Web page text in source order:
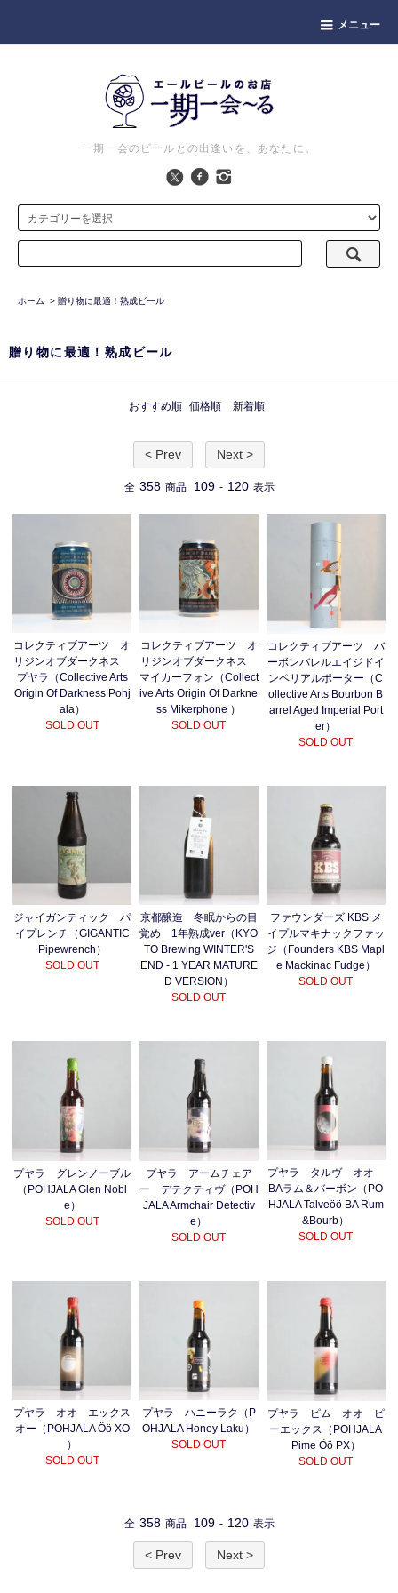
メニュー
一期一会のビールとの出逢いを、あなたに。
ホーム > 贈り物に最適！熟成ビール
贈り物に最適！熟成ビール
おすすめ順 価格順 新着順
< Prev Next >
全 358 商品 109 - 120 表示
コレクティブアーツ オ
リジンオブダークネス
プヤラ（Collective Arts
Origin Of Darkness Pohj
ala）
SOLD OUT
コレクティブアーツ オ
リジンオブダークネス
マイカーフォン（Collect
ive Arts Origin Of Darkne
ss Mikerphone ）
SOLD OUT
コレクティブアーツ バ
ーボンバレルエイジドイ
ンペリアルポーター（C
ollective Arts Bourbon B
arrel Aged Imperial Port
er）
SOLD OUT
ジャイガンティック パ
イプレンチ（GIGANTIC
Pipewrench）
SOLD OUT
京都醸造 冬眠からの目
覚め 1年熟成ver（KYO
TO Brewing WINTER'S
END - 1 YEAR MATURE
D VERSION）
SOLD OUT
ファウンダーズ KBS メ
イプルマキナックファッ
ジ（Founders KBS Mapl
e Mackinac Fudge）
SOLD OUT
プヤラ グレンノーブル
（POHJALA Glen Nobl
e）
SOLD OUT
プヤラ アームチェア
ー デテクティヴ（POH
JALA Armchair Detectiv
e）
SOLD OUT
プヤラ タルヴ オオ
BAラム＆バーボン（PO
HJALA Talveöö BA Rum
&Bourb）
SOLD OUT
プヤラ オオ エックス
オー（POHJALA Öö XO
）
SOLD OUT
プヤラ ハニーラク（P
OHJALA Honey Laku）
SOLD OUT
プヤラ ピム オオ ピ
ーエックス（POHJALA
Pime Öö PX）
SOLD OUT
全 358 商品 109 - 120 表示
< Prev Next >